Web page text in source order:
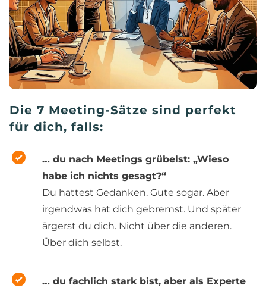
Die 7 Meeting-Sätze sind perfekt
für dich, falls:
… du nach Meetings grübelst: „Wieso
habe ich nichts gesagt?“
Du hattest Gedanken. Gute sogar. Aber
irgendwas hat dich gebremst. Und später
ärgerst du dich. Nicht über die anderen.
Über dich selbst.
… du fachlich stark bist, aber als Experte